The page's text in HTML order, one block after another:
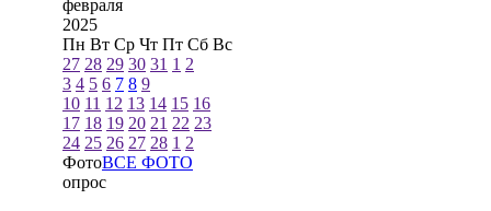
февраля
2025
Пн Вт Ср Чт Пт Сб Вс
27 28 29 30 31 1 2
3 4 5 6 7 8 9
10 11 12 13 14 15 16
17 18 19 20 21 22 23
24 25 26 27 28 1 2
ФотоВСЕ ФОТО
опрос